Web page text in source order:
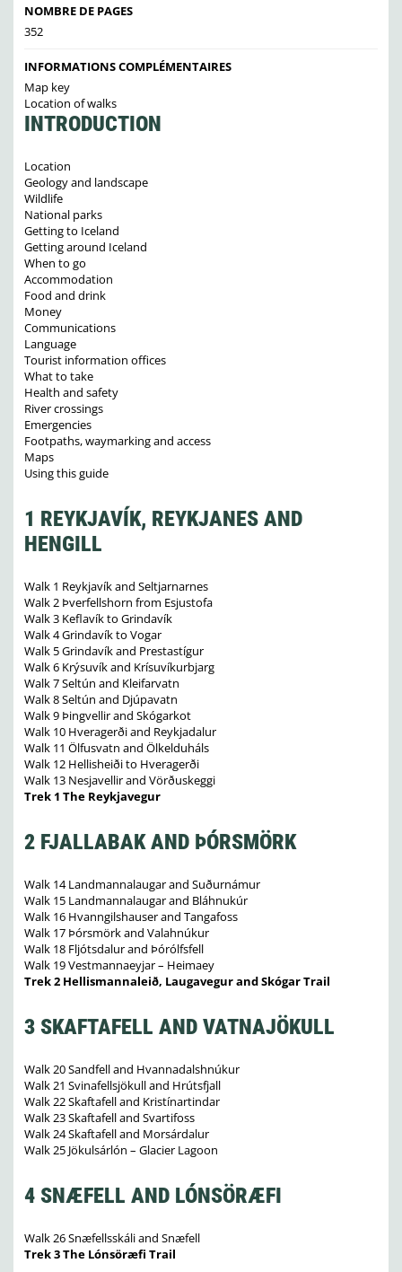
NOMBRE DE PAGES
352
INFORMATIONS COMPLÉMENTAIRES
Map key
Location of walks
INTRODUCTION
Location
Geology and landscape
Wildlife
National parks
Getting to Iceland
Getting around Iceland
When to go
Accommodation
Food and drink
Money
Communications
Language
Tourist information offices
What to take
Health and safety
River crossings
Emergencies
Footpaths, waymarking and access
Maps
Using this guide
1 REYKJAVÍK, REYKJANES AND
HENGILL
Walk 1 Reykjavík and Seltjarnarnes
Walk 2 Þverfellshorn from Esjustofa
Walk 3 Keflavík to Grindavík
Walk 4 Grindavík to Vogar
Walk 5 Grindavík and Prestastígur
Walk 6 Krýsuvík and Krísuvíkurbjarg
Walk 7 Seltún and Kleifarvatn
Walk 8 Seltún and Djúpavatn
Walk 9 Þingvellir and Skógarkot
Walk 10 Hveragerði and Reykjadalur
Walk 11 Ölfusvatn and Ölkelduháls
Walk 12 Hellisheiði to Hveragerði
Walk 13 Nesjavellir and Vörðuskeggi
Trek 1 The Reykjavegur
2 FJALLABAK AND ÞÓRSMÖRK
Walk 14 Landmannalaugar and Suðurnámur
Walk 15 Landmannalaugar and Bláhnukúr
Walk 16 Hvanngilshauser and Tangafoss
Walk 17 Þórsmörk and Valahnúkur
Walk 18 Fljótsdalur and Þórólfsfell
Walk 19 Vestmannaeyjar – Heimaey
Trek 2 Hellismannaleið, Laugavegur and Skógar Trail
3 SKAFTAFELL AND VATNAJÖKULL
Walk 20 Sandfell and Hvannadalshnúkur
Walk 21 Svinafellsjökull and Hrútsfjall
Walk 22 Skaftafell and Kristínartindar
Walk 23 Skaftafell and Svartifoss
Walk 24 Skaftafell and Morsárdalur
Walk 25 Jökulsárlón – Glacier Lagoon
4 SNÆFELL AND LÓNSÖRÆFI
Walk 26 Snæfellsskáli and Snæfell
Trek 3 The Lónsöræfi Trail